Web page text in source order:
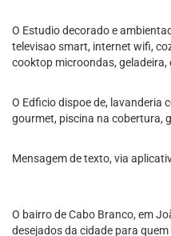
O Estudio decorado e
televisao smart, internet wifi,
cooktop microondas, geladeira,
O Edficio dispoe de, lavanderia
gourmet, piscina na cobertura,
Mensagem de texto, via
O bairro de Cabo Branco, em
desejados da cidade para